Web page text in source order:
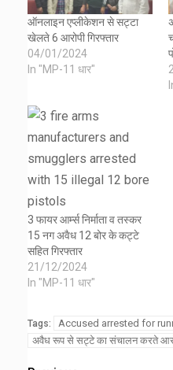
ऑनलाइन एप्लीकेशन से सट्टा
खेलते 6 आरोपी गिरफ्तार
04/01/2024
In "MP-11 धार"
3 फायर आर्म्स निर्माता व तस्कर
15 नग अवैध 12 बोर के कट्टे
सहित गिरफ्तार
21/12/2024
In "MP-11 धार"
Tags:
Accused arrested for
अवैध रूप से सट्टे का संचालन करते